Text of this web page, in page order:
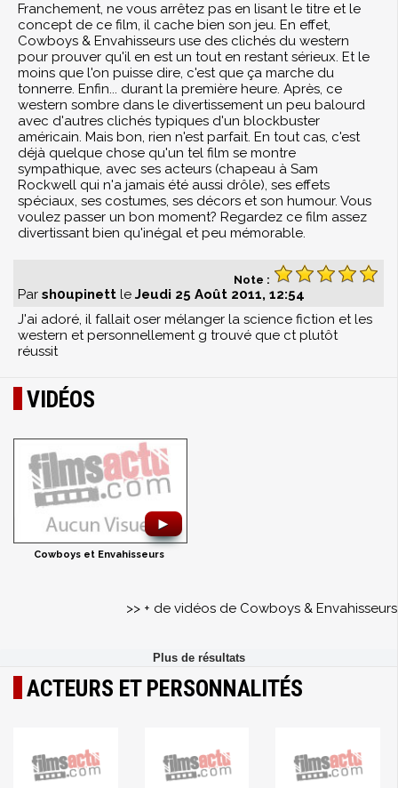
Franchement, ne vous arrêtez pas en lisant le titre et le
concept de ce film, il cache bien son jeu. En effet,
Cowboys & Envahisseurs use des clichés du western
pour prouver qu'il en est un tout en restant sérieux. Et le
moins que l'on puisse dire, c'est que ça marche du
tonnerre. Enfin... durant la première heure. Après, ce
western sombre dans le divertissement un peu balourd
avec d'autres clichés typiques d'un blockbuster
américain. Mais bon, rien n'est parfait. En tout cas, c'est
déjà quelque chose qu'un tel film se montre
sympathique, avec ses acteurs (chapeau à Sam
Rockwell qui n'a jamais été aussi drôle), ses effets
spéciaux, ses costumes, ses décors et son humour. Vous
voulez passer un bon moment? Regardez ce film assez
divertissant bien qu'inégal et peu mémorable.
Note :
Par sh0upinett le Jeudi 25 Août 2011, 12:54
J'ai adoré, il fallait oser mélanger la science fiction et les
western et personnellement g trouvé que ct plutôt
réussit
VIDÉOS
►
Cowboys et Envahisseurs
>> + de vidéos de Cowboys & Envahisseurs
ACTEURS ET PERSONNALITÉS